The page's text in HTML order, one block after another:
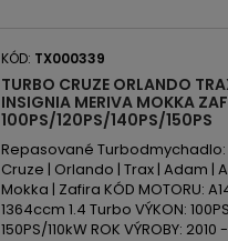
KÓD: TX000339
TURBO CRUZE ORLANDO
INSIGNIA MERIVA MOKKA
100PS/120PS/140PS/150PS
Repasované Turbodmychadlo:
Cruze | Orlando | Trax | Adam |
Mokka | Zafira KÓD MOTORU:
1364ccm 1.4 Turbo VÝKON:
150PS/110kW ROK VÝROBY: 2010 -